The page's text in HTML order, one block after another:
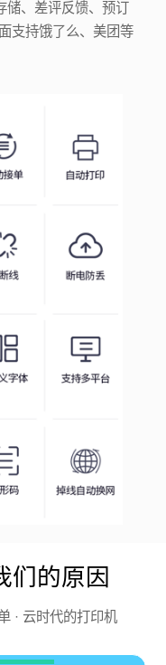
储、差评反馈、预订
支持饿了么、美团等
们的原因
· 云时代的打印机